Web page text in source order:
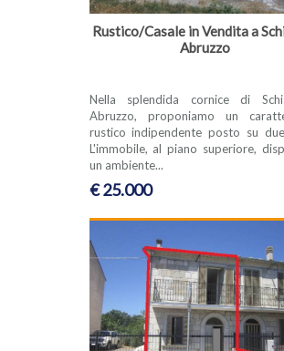
Rustico/Casale in Vendita a
Abruzzo
Nella splendida cornice di
Abruzzo, proponiamo un
rustico indipendente posto su
L'immobile, al piano superiore,
un ambiente...
€ 25.000